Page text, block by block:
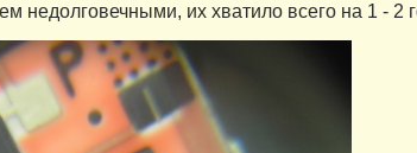
недолговечными, их хватило всего на 1 - 2